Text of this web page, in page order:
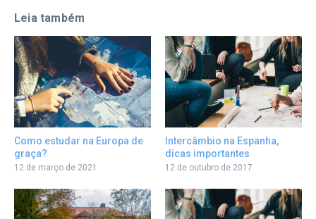
Leia também
Como estudar na Europa de
graça?
12 de março de 2021
Intercâmbio na Espanha,
dicas importantes
12 de outubro de 2017